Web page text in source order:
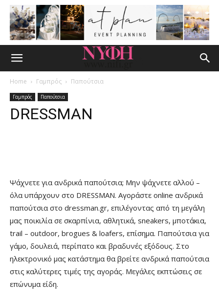
Home Γαμπρός Παπούτσια
Γαμπρός Παπούτσια
DRESSMAN
Ψάχνετε για ανδρικά παπούτσια; Μην ψάχνετε αλλού –
όλα υπάρχουν στο DRESSMAN. Αγοράστε online ανδρικά
παπούτσια στο dressman.gr, επιλέγοντας από τη μεγάλη
μας ποικιλία σε σκαρπίνια, αθλητικά, sneakers, μποτάκια,
trail – outdoor, brogues & loafers, επίσημα. Παπούτσια για
γάμο, δουλειά, περίπατο και βραδυνές εξόδους. Στο
ηλεκτρονικό μας κατάστημα θα βρείτε ανδρικά παπούτσια
στις καλύτερες τιμές της αγοράς. Μεγάλες εκπτώσεις σε
επώνυμα είδη.